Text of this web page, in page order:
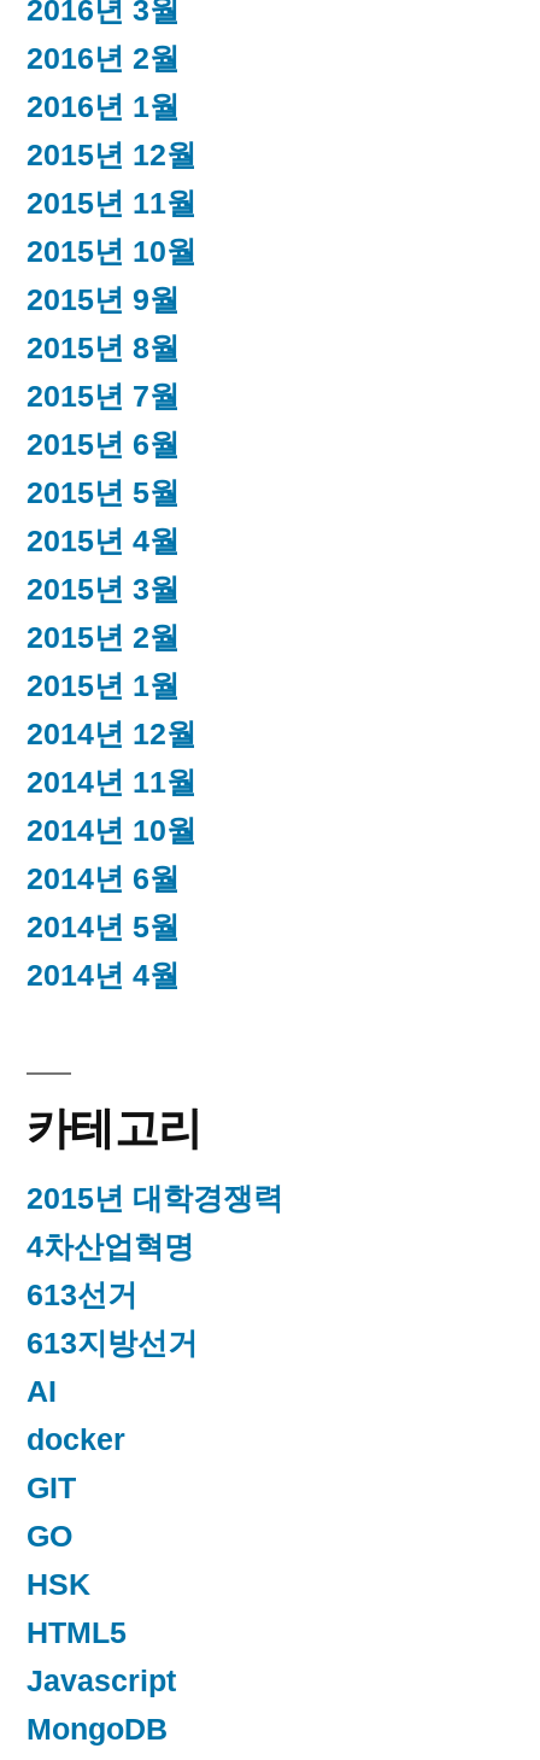
2016년 3월
2016년 2월
2016년 1월
2015년 12월
2015년 11월
2015년 10월
2015년 9월
2015년 8월
2015년 7월
2015년 6월
2015년 5월
2015년 4월
2015년 3월
2015년 2월
2015년 1월
2014년 12월
2014년 11월
2014년 10월
2014년 6월
2014년 5월
2014년 4월
카테고리
2015년 대학경쟁력
4차산업혁명
613선거
613지방선거
AI
docker
GIT
GO
HSK
HTML5
Javascript
MongoDB